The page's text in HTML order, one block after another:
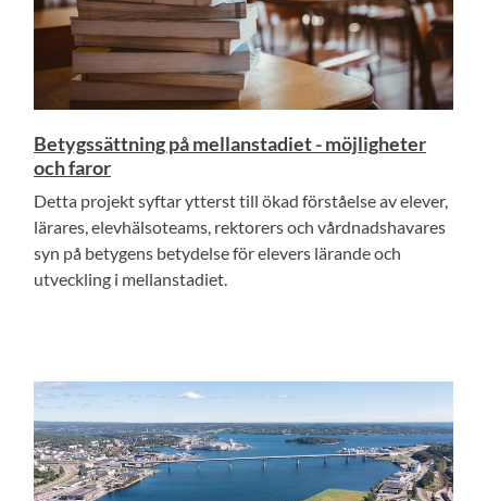
Betygssättning på mellanstadiet - möjligheter
och faror
Detta projekt syftar ytterst till ökad förståelse av elever,
lärares, elevhälsoteams, rektorers och vårdnadshavares
syn på betygens betydelse för elevers lärande och
utveckling i mellanstadiet.